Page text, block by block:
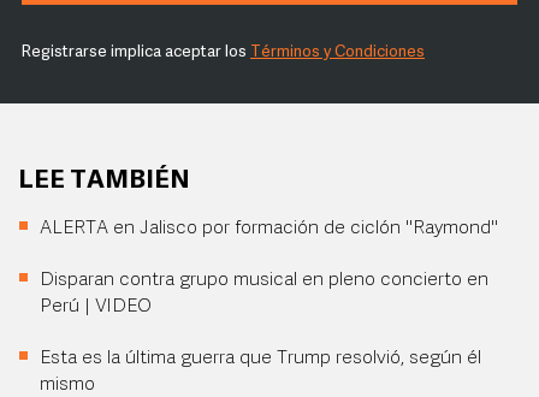
Registrarse implica aceptar los Términos y Condiciones
LEE TAMBIÉN
ALERTA en Jalisco por formación de ciclón "Raymond"
Disparan contra grupo musical en pleno concierto en
Perú | VIDEO
Esta es la última guerra que Trump resolvió, según él
mismo